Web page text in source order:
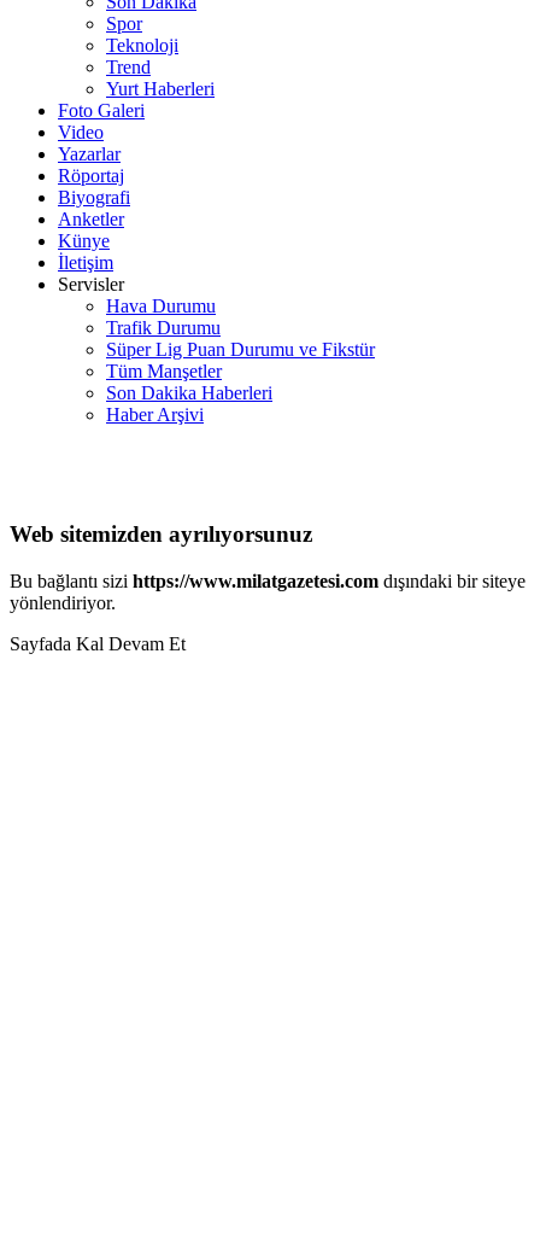
Spor
Teknoloji
Trend
Yurt Haberleri
Foto Galeri
Video
Yazarlar
Röportaj
Biyografi
Anketler
Künye
İletişim
Servisler
Hava Durumu
Trafik Durumu
Süper Lig Puan Durumu ve Fikstür
Tüm Manşetler
Son Dakika Haberleri
Haber Arşivi
Web sitemizden ayrılıyorsunuz
Bu bağlantı sizi https://www.milatgazetesi.com dışındaki bir siteye
yönlendiriyor.
Sayfada Kal Devam Et